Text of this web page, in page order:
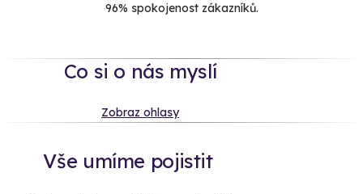
96% spokojenost zákazníků.
Co si o nás myslí
Zobraz ohlasy
Vše umíme pojistit